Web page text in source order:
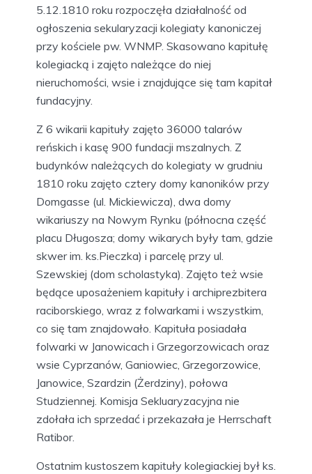
5.12.1810 roku rozpoczęła działalność od
ogłoszenia sekularyzacji kolegiaty kanoniczej
przy kościele pw. WNMP. Skasowano kapitułę
kolegiacką i zajęto należące do niej
nieruchomości, wsie i znajdujące się tam kapitał
fundacyjny.
Z 6 wikarii kapituły zajęto 36000 talarów
reńskich i kasę 900 fundacji mszalnych. Z
budynków należących do kolegiaty w grudniu
1810 roku zajęto cztery domy kanoników przy
Domgasse (ul. Mickiewicza), dwa domy
wikariuszy na Nowym Rynku (północna część
placu Długosza; domy wikarych były tam, gdzie
skwer im. ks.Pieczka) i parcelę przy ul.
Szewskiej (dom scholastyka). Zajęto też wsie
będące uposażeniem kapituły i archiprezbitera
raciborskiego, wraz z folwarkami i wszystkim,
co się tam znajdowało. Kapituła posiadała
folwarki w Janowicach i Grzegorzowicach oraz
wsie Cyprzanów, Ganiowiec, Grzegorzowice,
Janowice, Szardzin (Żerdziny), połowa
Studziennej. Komisja Sekluaryzacyjna nie
zdołała ich sprzedać i przekazała je Herrschaft
Ratibor.
Ostatnim kustoszem kapituły kolegiackiej był ks.